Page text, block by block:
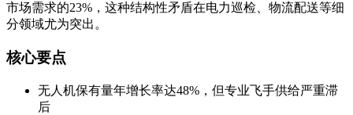
市场需求的23%，这种结构性矛盾在电力巡检、物流配送等细
分领域尤为突出。
核心要点
无人机保有量年增长率达48%，但专业飞手供给严重滞
后